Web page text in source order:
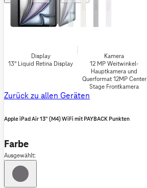
Display
13" Liquid Retina Display
Kamera
12 MP Weitwinkel-
Hauptkamera und
Querformat 12MP Center
Stage Frontkamera
Zurück zu allen Geräten
Apple iPad Air 13" (M4) WiFi mit PAYBACK Punkten
Farbe
Ausgewählt: